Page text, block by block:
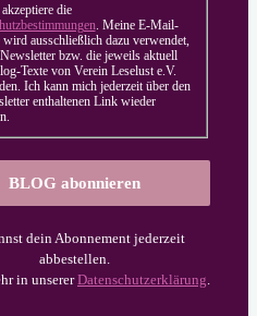
die
. Meine E-Mail-
wird ausschließlich dazu verwendet,
bzw. die jeweils aktuell
Texte von Verein Leselust e.V.
Ich kann mich jederzeit über den
enthaltenen Link wieder
dein Abonnement jederzeit
abbestellen.
in unsererDatenschutzerklärung